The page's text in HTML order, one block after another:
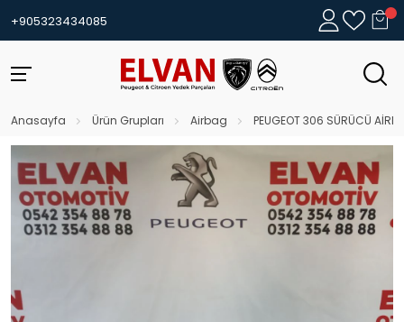
+905323434085
Anasayfa Ürün Grupları Airbag PEUGEOT 306 SÜRÜCÜ